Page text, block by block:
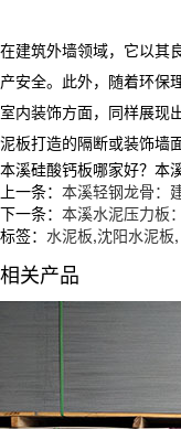
在建筑外墙领域，它以其
产安全。此外，随着环保
室内装饰方面，同样展现
泥板打造的隔断或装饰墙
本溪硅酸钙板哪家好？本
上一条： 本溪轻钢龙骨：
下一条： 本溪水泥压力板
标签： 水泥板,沈阳水泥板,
相关产品